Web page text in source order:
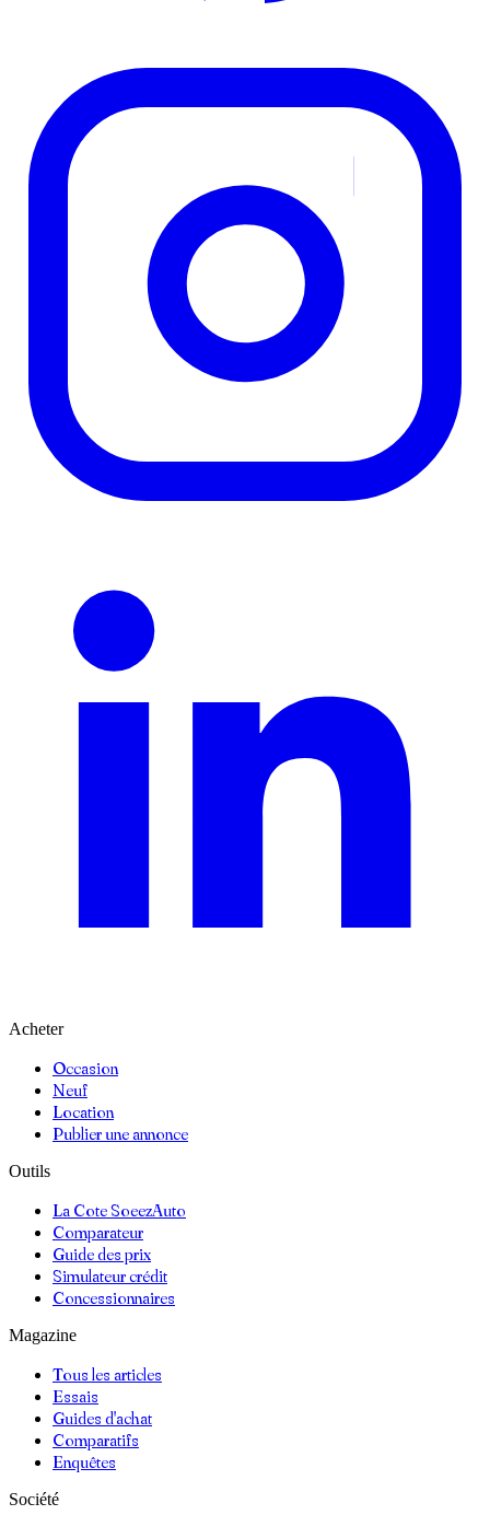
Acheter
Occasion
Neuf
Location
Publier une annonce
Outils
La Cote SoeezAuto
Comparateur
Guide des prix
Simulateur crédit
Concessionnaires
Magazine
Tous les articles
Essais
Guides d'achat
Comparatifs
Enquêtes
Société